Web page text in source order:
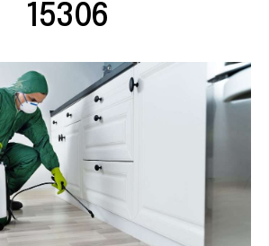
15306